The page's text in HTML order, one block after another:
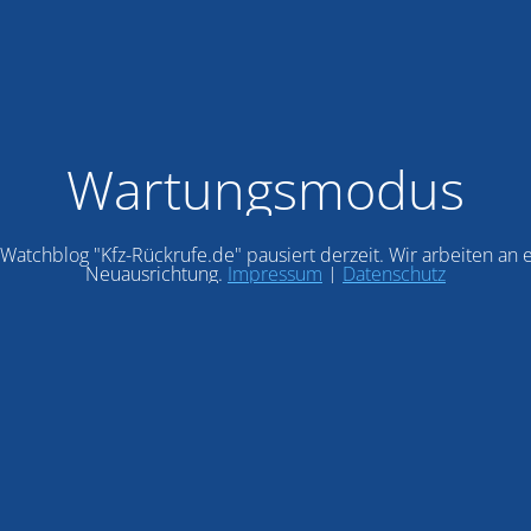
Wartungsmodus
"Kfz-Rückrufe.de" pausiert derzeit. Wir arbeiten an
Neuausrichtung. Impressum | Datenschutz